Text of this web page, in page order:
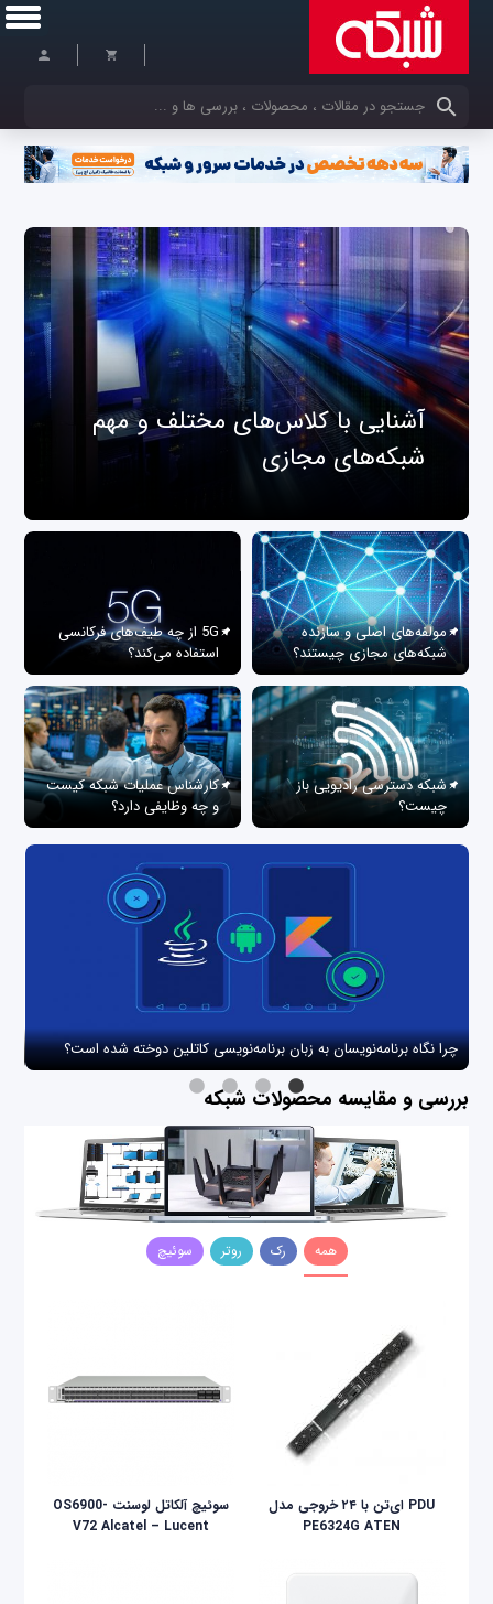
کلمات کلیدی خود را وارد کنید
آشنایی با کلاس‌های مختلف و مهم
شبکه‌های مجازی
مولفه‌های اصلی و سازنده
شبکه‌های مجازی چیستند؟
5G از چه طیف‌های فرکانسی
استفاده می‌کند؟
شبکه دسترسی رادیویی باز
چیست؟
کارشناس عملیات شبکه کیست
و چه وظایفی دارد؟
چرا نگاه برنامه‌نویسان به زبان برنامه‌نویسی کاتلین دوخته شده است؟
بررسی و مقایسه محصولات شبکه
همه رک روتر سوئیچ
PDU ای‌تن با ۲۴ خروجی مدل
PE6324G ATEN
سوئیچ آلکاتل لوسنت OS6900-
V72 Alcatel – Lucent